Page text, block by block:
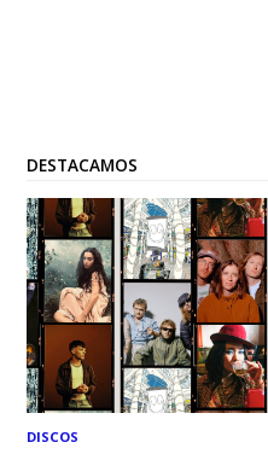
DESTACAMOS
DISCOS